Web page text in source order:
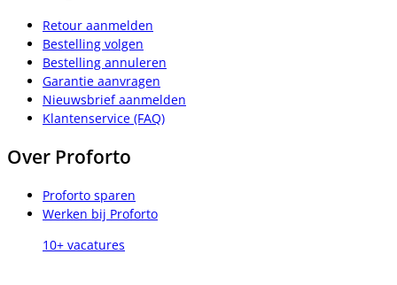
Retour aanmelden
Bestelling volgen
Bestelling annuleren
Garantie aanvragen
Nieuwsbrief aanmelden
Klantenservice (FAQ)
Over Proforto
Proforto sparen
Werken bij Proforto
10+ vacatures